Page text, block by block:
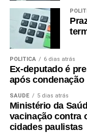
POLÍTICA 6 dias atrás
Ex-deputado é
após condenação
SAÚDE 5 dias atrás
Ministério da
vacinação contra
cidades paulistas